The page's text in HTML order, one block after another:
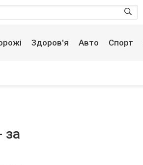
Здоров'я Авто Спорт
за